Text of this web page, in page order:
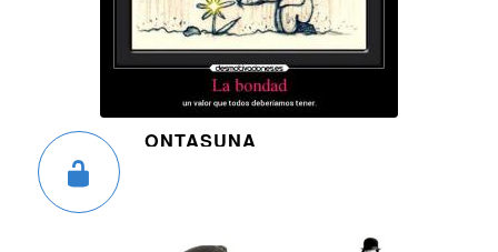
ONTASUNA